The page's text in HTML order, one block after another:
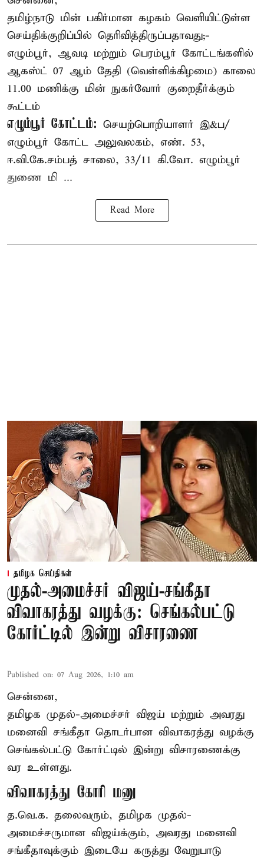
தமிழ்நாடு மின் பகிர்மான கழகம் வெளியிட்டுள்ள
செய்திக்குறிப்பில் தெரிவித்திருப்பதாவது;-
எழும்பூர், ஆவடி மற்றும் பெரம்பூர் கோட்டங்களில்
ஆகஸ்ட் 07 ஆம் தேதி (வெள்ளிக்கிழமை) காலை
11.00 மணிக்கு மின் நுகர்வோர் குறைதீர்க்கும்
கூட்டம்
எழும்பூர் கோட்டம்: செயற்பொறியாளர் இ&ப/
எழும்பூர் கோட்ட அலுவலகம், எண். 53,
ஈ.வி.கே.சம்பத் சாலை, 33/11 கி.வோ. எழும்பூர்
துணை மி ...
Read More
தமிழக செய்திகள்
முதல்-அமைச்சர் விஜய்-சங்கீதா
விவாகரத்து வழக்கு: செங்கல்பட்டு
கோர்ட்டில் இன்று விசாரணை
Published on: 07 Aug 2026, 1:10 am
சென்னை,
தமிழக முதல்-அமைச்சர் விஜய் மற்றும் அவரது
மனைவி சங்கீதா தொடர்பான விவாகரத்து வழக்கு
செங்கல்பட்டு கோர்ட்டில் இன்று விசாரணைக்கு
வர உள்ளது.
விவாகரத்து கோரி மனு
த.வெ.க. தலைவரும், தமிழக முதல்-
அமைச்சருமான விஜய்க்கும், அவரது மனைவி
சங்கீதாவுக்கும் இடையே கருத்து வேறுபாடு